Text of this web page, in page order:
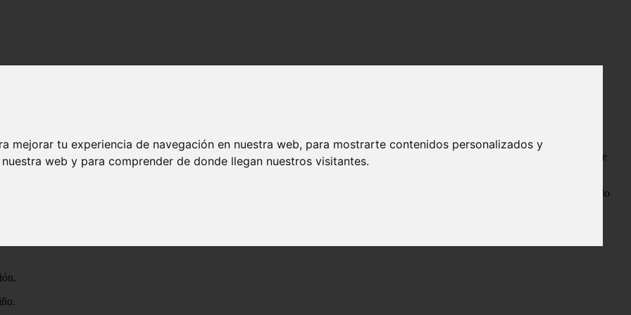
mejorar tu experiencia de navegación en nuestra web, para mostrarte contenidos personalizados y
web y para comprender de donde llegan nuestros visitantes.
- Fanfics de Harry Potter
de felicidad, trataba de ocultar el dolor que por dentro laembargaba. Se miraba al espejo mientras se preguntaba el por que, por que
foto, la foto de la persona que hasta entonces, había sido la másmaravillosa del mundo: Draco Malfoy.
supo, fue tan repentina que acabó con todos los planes que lajoven pareja tenía, a partir de entonces, para Hermione Jane Granger, todo
y mirara(aún con cierta melancolía), el rostro de su madre quese acercó hasta ella.